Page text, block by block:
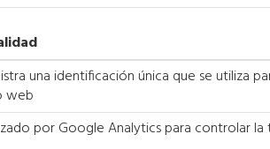
una identificación única que se utiliza
web
por Google Analytics para controlar